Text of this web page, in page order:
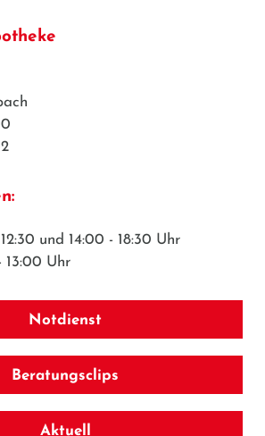
und 14:00 - 18:30 Uhr
13:00 Uhr
Notdienst
Beratungsclips
Aktuell